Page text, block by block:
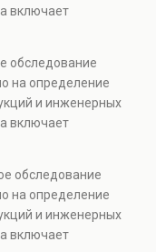
включает
безопасности.
недвижимости,
объектов, а
и технических
обследование
на определение
и инженерных
включает
безопасности.
недвижимости,
объектов, а
и технических
обследование
на определение
и инженерных
включает